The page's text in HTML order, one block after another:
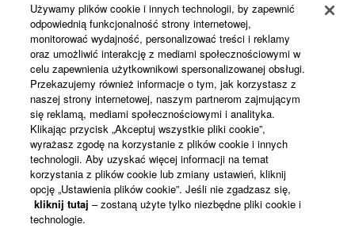
Rejestracja Yamaha Music ID
Informacje o Yamaha
Polska - Polish
Biznes
Używamy plików cookie i innych technologii, by zapewnić
odpowiednią funkcjonalność strony internetowej,
monitorować wydajność, personalizować treści i reklamy
oraz umożliwić interakcję z mediami społecznościowymi w
celu zapewnienia użytkownikowi spersonalizowanej obsługi.
Przekazujemy również informacje o tym, jak korzystasz z
naszej strony internetowej, naszym partnerom zajmującym
się reklamą, mediami społecznościowymi i analityka.
Klikając przycisk „Akceptuj wszystkie pliki cookie”,
wyrażasz zgodę na korzystanie z plików cookie i innych
technologii. Aby uzyskać więcej informacji na temat
korzystania z plików cookie lub zmiany ustawień, kliknij
opcję „Ustawienia plików cookie”. Jeśli nie zgadzasz się,
kliknij tutaj – zostaną użyte tylko niezbędne pliki cookie i
technologie.